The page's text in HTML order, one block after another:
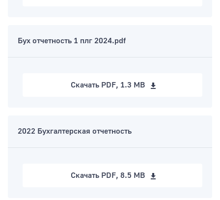
Бух отчетность 1 плг 2024.pdf
Скачать PDF, 1.3 MB
2022 Бухгалтерская отчетность
Скачать PDF, 8.5 MB